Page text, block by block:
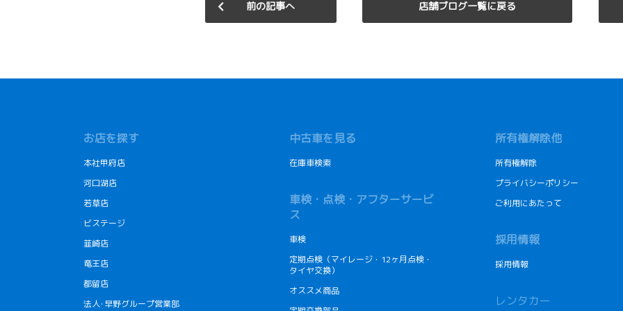
前の記事へ 店舗ブログ一覧に戻る
お店を探す
本社甲府店
河口湖店
若草店
ビステージ
韮崎店
竜王店
都留店
法人･早野グループ営業部
中古車を見る
在庫車検索
車検・点検・アフターサービ
ス
車検
定期点検（マイレージ・12ヶ月点検・
タイヤ交換）
オススメ商品
所有権解除他
所有権解除
プライバシーポリシー
ご利用にあたって
採用情報
採用情報
レンタカー